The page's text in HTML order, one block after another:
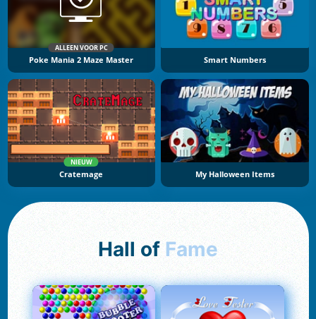
ALLEEN VOOR PC
Poke Mania 2 Maze Master Smart Numbers
NIEUW
Cratemage My Halloween Items
Hall of Fame